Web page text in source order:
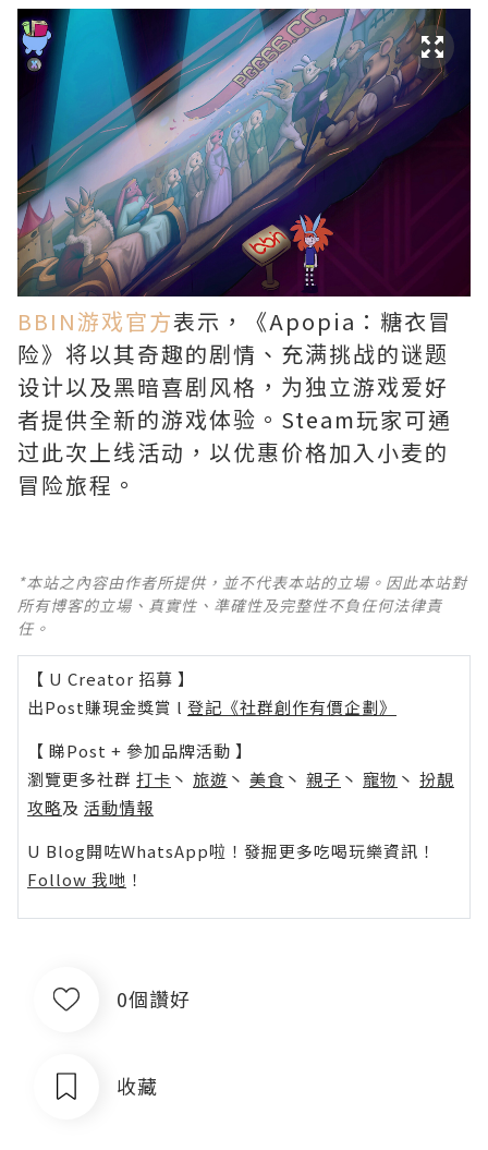
BBIN游戏官方表示，《Apopia：糖衣冒
险》将以其奇趣的剧情、充满挑战的谜题
设计以及黑暗喜剧风格，为独立游戏爱好
者提供全新的游戏体验。Steam玩家可通
过此次上线活动，以优惠价格加入小麦的
冒险旅程。
*本站之內容由作者所提供，並不代表本站的立場。因此本站對
所有博客的立場、真實性、準確性及完整性不負任何法律責
任。
【 U Creator 招募 】
出Post賺現金獎賞 l 登記《社群創作有價企劃》
【 睇Post + 參加品牌活動 】
瀏覽更多社群 打卡 丶 旅遊 丶 美食 丶 親子 丶 寵物 丶 扮靚
攻略及 活動情報
U Blog開咗WhatsApp啦！發掘更多吃喝玩樂資訊！
Follow 我哋 ！
0個讚好
收藏